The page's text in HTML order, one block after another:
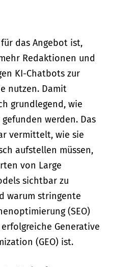
das Angebot ist,
Redaktionen und
KI-Chatbots zur
nutzen. Damit
grundlegend, wie
werden. Das
vermittelt, wie sie
aufstellen müssen,
von Large
sichtbar zu
warum stringente
(SEO)
Generative
(GEO) ist.